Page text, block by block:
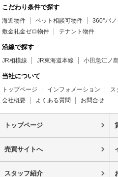
こだわり条件で探す
海近物件 ペット相談可物件
360°パ
敷金礼金ゼロ物件
テナント物件
沿線で探す
JR相模線 JR東海道本線 小田急江ノ
当社について
トップページ インフォメーション ス
会社概要
よくある質問 お問合せ
トップページ
売買サイトへ
スタッフ紹介